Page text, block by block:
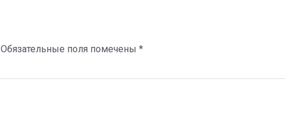
Обязательные поля помечены *